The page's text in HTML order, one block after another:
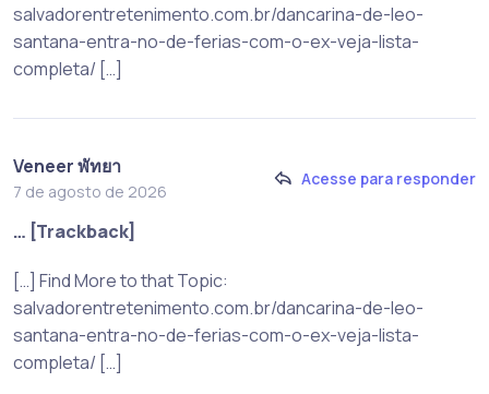
salvadorentretenimento.com.br/dancarina-de-leo-
santana-entra-no-de-ferias-com-o-ex-veja-lista-
completa/ […]
Veneer พัทยา
7 de agosto de 2026
Acesse para responder
… [Trackback]
[…] Find More to that Topic:
salvadorentretenimento.com.br/dancarina-de-leo-
santana-entra-no-de-ferias-com-o-ex-veja-lista-
completa/ […]